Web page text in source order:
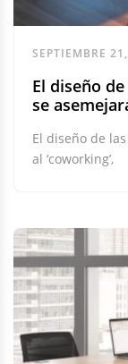
SEPTIEMBRE
El diseño
se
El diseño de
al ‘coworking’,